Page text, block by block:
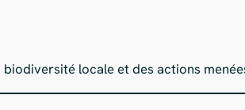
locale et des actions